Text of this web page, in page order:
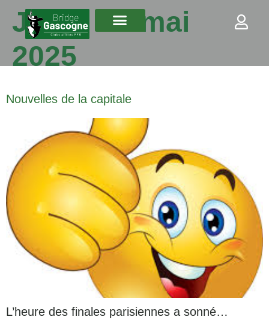
Jour : 27 mai
2025
Nouvelles de la capitale
L’heure des finales parisiennes a sonné…